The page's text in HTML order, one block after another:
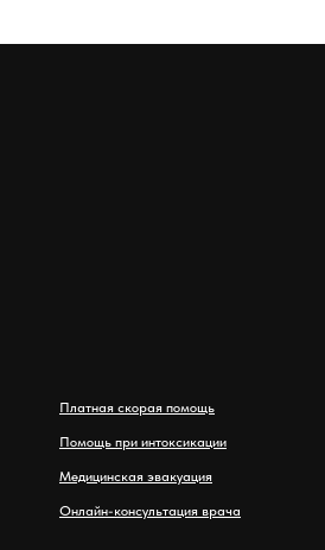
Платная скорая помощь
Помощь при интоксикации
Медицинская эвакуация
Онлайн-консультация врача